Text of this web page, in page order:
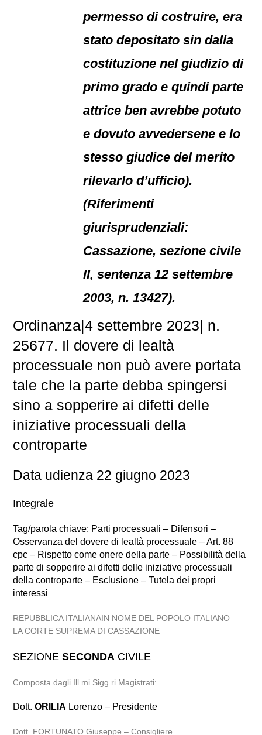
permesso di costruire, era
stato depositato sin dalla
costituzione nel giudizio di
primo grado e quindi parte
attrice ben avrebbe potuto
e dovuto avvedersene e lo
stesso giudice del merito
rilevarlo d’ufficio).
(Riferimenti
giurisprudenziali:
Cassazione, sezione civile
II, sentenza 12 settembre
2003, n. 13427).
Ordinanza|4 settembre 2023| n.
25677. Il dovere di lealtà
processuale non può avere portata
tale che la parte debba spingersi
sino a sopperire ai difetti delle
iniziative processuali della
controparte
Data udienza 22 giugno 2023
Integrale
Tag/parola chiave: Parti processuali – Difensori –
Osservanza del dovere di lealtà processuale – Art. 88
cpc – Rispetto come onere della parte – Possibilità della
parte di sopperire ai difetti delle iniziative processuali
della controparte – Esclusione – Tutela dei propri
interessi
REPUBBLICA ITALIANAIN NOME DEL POPOLO ITALIANO
LA CORTE SUPREMA DI CASSAZIONE
SEZIONESECONDA CIVILE
Composta dagli Ill.mi Sigg.ri Magistrati:
Dott.ORILIA Lorenzo – Presidente
Dott. FORTUNATO Giuseppe – Consigliere